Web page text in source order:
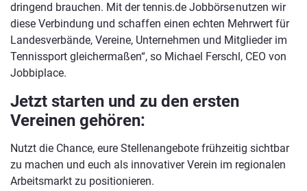
dringend brauchen. Mit der tennis.de Jobbörse nutzen wir
diese Verbindung und schaffen einen echten Mehrwert für
Landesverbände, Vereine, Unternehmen und Mitglieder im
Tennissport gleichermaßen“, so Michael Ferschl, CEO von
Jobbiplace.
Jetzt starten und zu den ersten
Vereinen gehören:
Nutzt die Chance, eure Stellenangebote frühzeitig sichtbar
zu machen und euch als innovativer Verein im regionalen
Arbeitsmarkt zu positionieren.